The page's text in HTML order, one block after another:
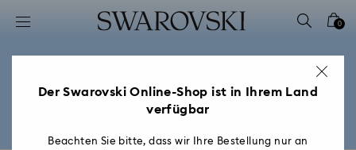
Liste Tastaturkürzel
2 - Footer
4 - Suchergebnisse
0
Der Swarovski Online-Shop ist in Ihrem Land
verfügbar
Beachten Sie bitte, dass wir Ihre Bestellung nur an